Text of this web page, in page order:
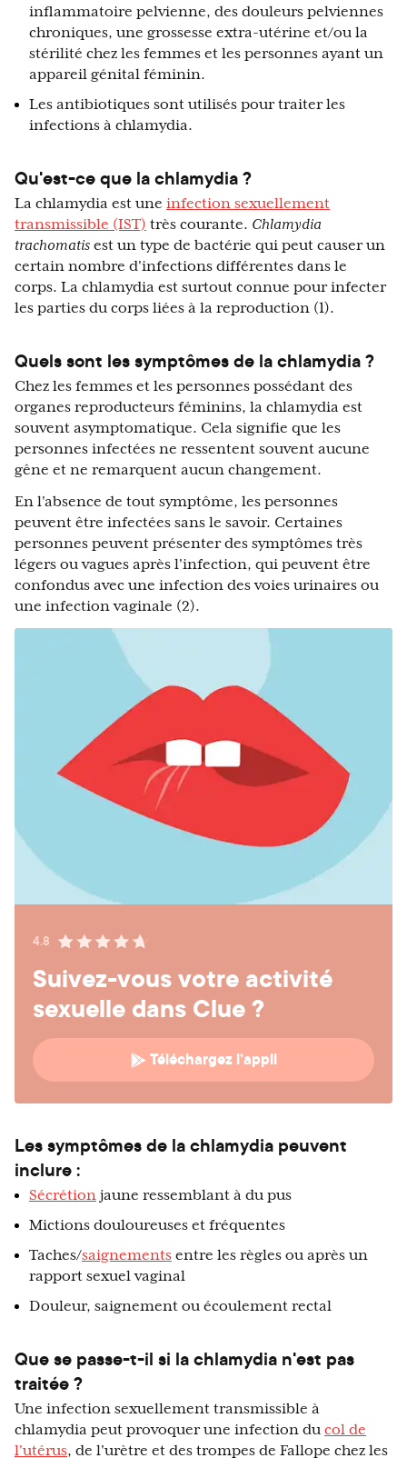
inflammatoire pelvienne, des douleurs pelviennes
chroniques, une grossesse extra-utérine et/ou la
stérilité chez les femmes et les personnes ayant un
appareil génital féminin.
Les antibiotiques sont utilisés pour traiter les
infections à chlamydia.
Qu'est-ce que la chlamydia ?
La chlamydia est une infection sexuellement
transmissible (IST) très courante. Chlamydia
trachomatis est un type de bactérie qui peut causer un
certain nombre d'infections différentes dans le
corps. La chlamydia est surtout connue pour infecter
les parties du corps liées à la reproduction (1).
Quels sont les symptômes de la chlamydia ?
Chez les femmes et les personnes possédant des
organes reproducteurs féminins, la chlamydia est
souvent asymptomatique. Cela signifie que les
personnes infectées ne ressentent souvent aucune
gêne et ne remarquent aucun changement.
En l'absence de tout symptôme, les personnes
peuvent être infectées sans le savoir. Certaines
personnes peuvent présenter des symptômes très
légers ou vagues après l'infection, qui peuvent être
confondus avec une infection des voies urinaires ou
une infection vaginale (2).
4.8
Suivez-vous votre activité
sexuelle dans Clue ?
Téléchargez l’appli
Les symptômes de la chlamydia peuvent
inclure :
Sécrétion jaune ressemblant à du pus
Mictions douloureuses et fréquentes
Taches/saignements entre les règles ou après un
rapport sexuel vaginal
Douleur, saignement ou écoulement rectal
Que se passe-t-il si la chlamydia n'est pas
traitée ?
Une infection sexuellement transmissible à
chlamydia peut provoquer une infection du col de
l'utérus, de l'urètre et des trompes de Fallope chez les